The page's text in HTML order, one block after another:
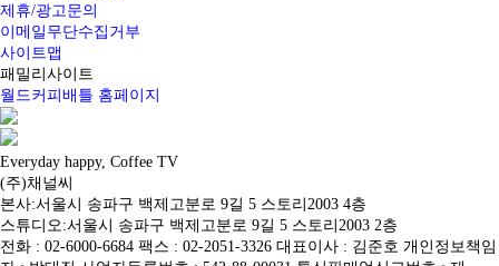
제휴/광고문의
이메일무단수집거부
사이트맵
패밀리사이트
월드커피배틀 홈페이지
Everyday happy, Coffee TV
(주)채널씨
본사:서울시 송파구 백제고분로 9길 5 스토리2003 4층
스튜디오:서울시 송파구 백제고분로 9길 5 스토리2003 2층
전화 : 02-6000-6684 팩스 : 02-2051-3326 대표이사 : 김준호 개인정보책임